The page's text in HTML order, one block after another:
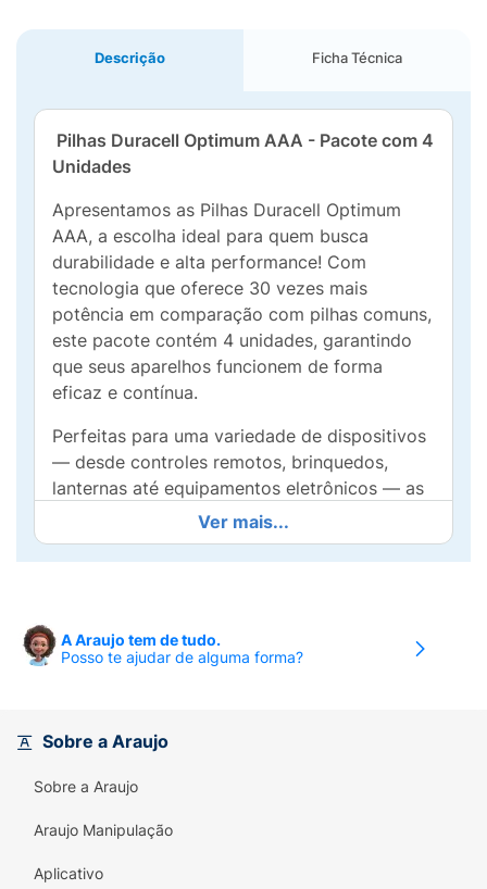
Descrição Ficha Técnica
Pilhas Duracell Optimum AAA - Pacote com 4
Unidades
Apresentamos as Pilhas Duracell Optimum
AAA, a escolha ideal para quem busca
durabilidade e alta performance! Com
tecnologia que oferece 30 vezes mais
potência em comparação com pilhas comuns,
este pacote contém 4 unidades, garantindo
que seus aparelhos funcionem de forma
eficaz e contínua.
Perfeitas para uma variedade de dispositivos
— desde controles remotos, brinquedos,
lanternas até equipamentos eletrônicos — as
Pilhas Duracell Optimum proporcionam
confiança e tranquilidade em seu dia a dia. A
formulação avançada oferece energia
Com Duracell, você pode contar com um
energia novamente! Adicione as Pilhas
descubra por que são as preferidas em todo
o mundo.
Ver mais...
A Araujo tem de tudo.
Posso te ajudar de alguma forma?
Sobre a Araujo
Sobre a Araujo
Araujo Manipulação
Aplicativo